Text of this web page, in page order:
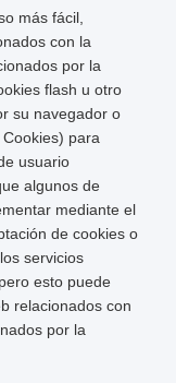
más fácil,
con la
por la
flash u otro
su navegador o
para
usuario
algunos de
mediante el
de cookies o
servicios
esto puede
relacionados con
por la